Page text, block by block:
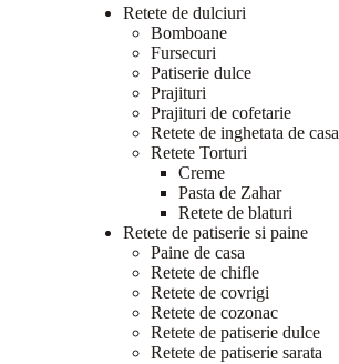
Retete de dulciuri
Bomboane
Fursecuri
Patiserie dulce
Prajituri
Prajituri de cofetarie
Retete de inghetata de casa
Retete Torturi
Creme
Pasta de Zahar
Retete de blaturi
Retete de patiserie si paine
Paine de casa
Retete de chifle
Retete de covrigi
Retete de cozonac
Retete de patiserie dulce
Retete de patiserie sarata